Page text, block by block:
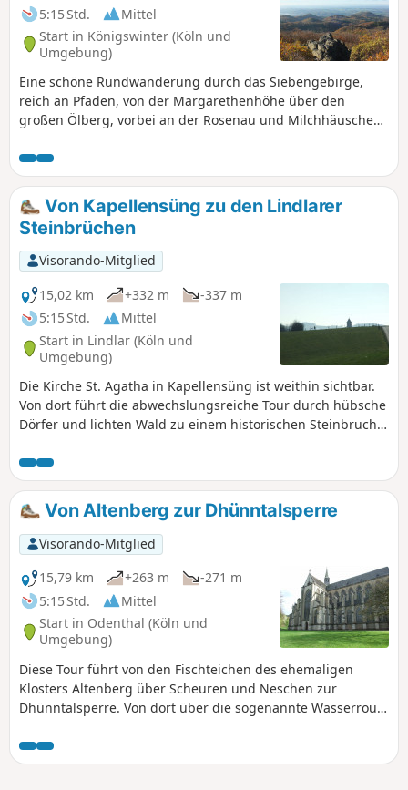
5:15 Std.
Mittel
Start in Königswinter (Köln und
Umgebung)
Eine schöne Rundwanderung durch das Siebengebirge,
reich an Pfaden, von der Margarethenhöhe über den
großen Ölberg, vorbei an der Rosenau und Milchhäuschen,
Jungfernhard, über den Erpelntalskopf zur Löwenburg und
wieder zur Margarethenhöhe. Ein Muss für Wanderer, die
viel Wald und Fernblicke mögen.
Von Kapellensüng zu den Lindlarer
Steinbrüchen
Visorando-Mitglied
15,02 km
+332 m
-337 m
5:15 Std.
Mittel
Start in Lindlar (Köln und
Umgebung)
Die Kirche St. Agatha in Kapellensüng ist weithin sichtbar.
Von dort führt die abwechslungsreiche Tour durch hübsche
Dörfer und lichten Wald zu einem historischen Steinbruch
Hartegasse, erwartet uns ein "special effect": St. Agathens
Turm scheint aus der Wiese emporzuwachsen.
Von Altenberg zur Dhünntalsperre
Visorando-Mitglied
15,79 km
+263 m
-271 m
5:15 Std.
Mittel
Start in Odenthal (Köln und
Umgebung)
Diese Tour führt von den Fischteichen des ehemaligen
Klosters Altenberg über Scheuren und Neschen zur
Dhünntalsperre. Von dort über die sogenannte Wasserroute
zurück.